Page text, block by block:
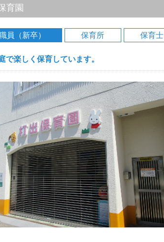
育園
員（新卒） 保育所 保育士
で楽しく保育しています。